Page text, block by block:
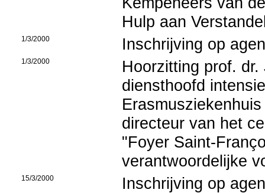
Hulp aan
1/3/2000 Inschrijving op
1/3/2000
Hoorzitting prof.
diensthoofd
directeur van het
"Foyer Saint-
verantwoordelijke
15/3/2000 Inschrijving op